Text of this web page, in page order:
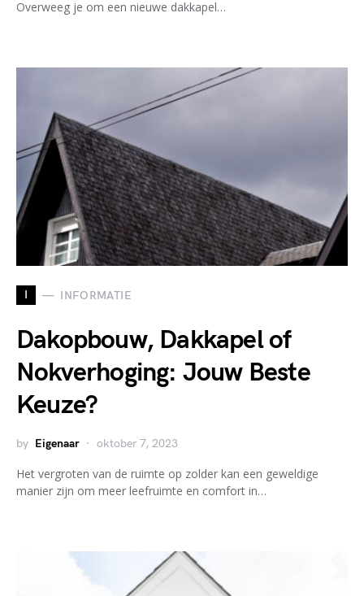
Overweeg je om een nieuwe dakkapel…
I INFORMATIE
Dakopbouw, Dakkapel of
Nokverhoging: Jouw Beste
Keuze?
by Eigenaar oktober 7, 2023
Het vergroten van de ruimte op zolder kan een geweldige
manier zijn om meer leefruimte en comfort in…